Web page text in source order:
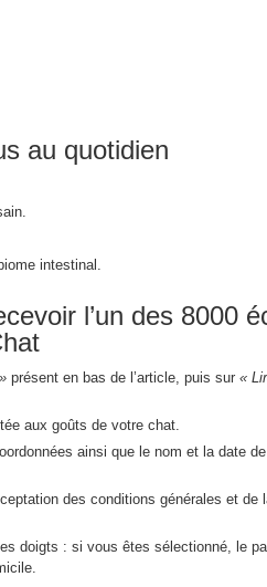
au quotidien
intestinal.
l’un des 8000
présent en bas de l’article, puis sur «
aux goûts de votre chat.
ainsi que le nom et la date
des conditions générales et de
doigts : si vous êtes sélectionné, le